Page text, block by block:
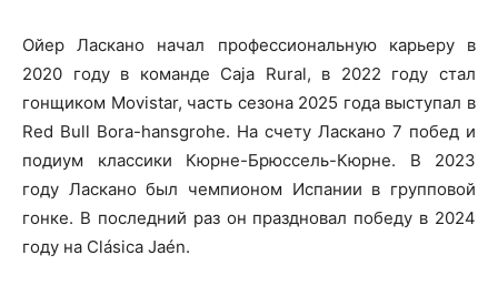
Ойер Ласкано начал профессиональную карьеру в
2020 году в команде Caja Rural, в 2022 году стал
гонщиком Movistar, часть сезона 2025 года выступал в
Red Bull Bora-hansgrohe. На счету Ласкано 7 побед и
подиум классики Кюрне-Брюссель-Кюрне. В 2023
году Ласкано был чемпионом Испании в групповой
гонке. В последний раз он праздновал победу в 2024
году на Clásica Jaén.